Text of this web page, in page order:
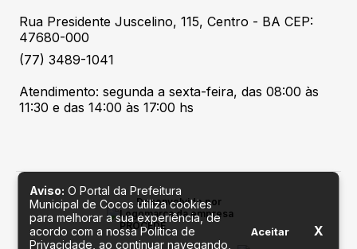
Rua Presidente Juscelino, 115, Centro - BA CEP:
47680-000
(77) 3489-1041
Atendimento: segunda a sexta-feira, das 08:00 às
11:30 e das 14:00 às 17:00 hs
Desenvolvido por
Aviso: O Portal da Prefeitura
Municipal de Cocos utiliza cookies
para melhorar a sua experiência, de
acordo com a nossa Política de
Privacidade, ao continuar navegando,
Aceitar X